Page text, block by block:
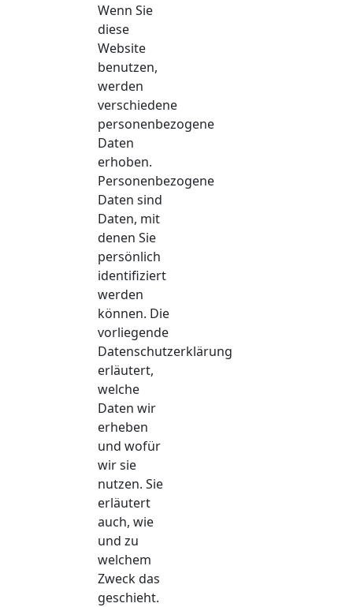
Wenn Sie
diese
Website
benutzen,
werden
verschiedene
personenbezogene
Daten
erhoben.
Personenbezogene
Daten sind
Daten, mit
denen Sie
persönlich
identifiziert
werden
können. Die
vorliegende
Datenschutzerklärung
erläutert,
welche
Daten wir
erheben
und wofür
wir sie
nutzen. Sie
erläutert
auch, wie
und zu
welchem
Zweck das
geschieht.